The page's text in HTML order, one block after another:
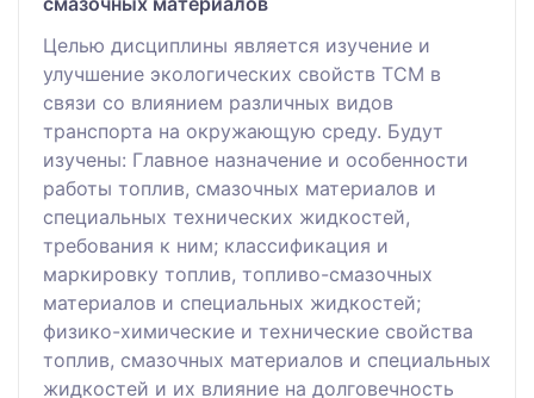
Целью дисциплины является изучение и
улучшение экологических свойств ТСМ в
связи со влиянием различных видов
транспорта на окружающую среду. Будут
изучены: Главное назначение и особенности
работы топлив, смазочных материалов и
специальных технических жидкостей,
требования к ним; классификация и
маркировку топлив, топливо-смазочных
материалов и специальных жидкостей;
физико-химические и технические свойства
топлив, смазочных материалов и специальных
жидкостей и их влияние на долговечность